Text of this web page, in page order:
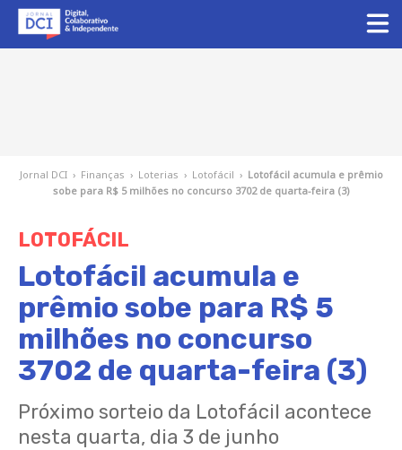
Jornal DCI › Finanças › Loterias › Lotofácil › Lotofácil acumula e prêmio
sobe para R$ 5 milhões no concurso 3702 de quarta-feira (3)
LOTOFÁCIL
Lotofácil acumula e
prêmio sobe para R$ 5
milhões no concurso
3702 de quarta-feira (3)
Próximo sorteio da Lotofácil acontece
nesta quarta, dia 3 de junho